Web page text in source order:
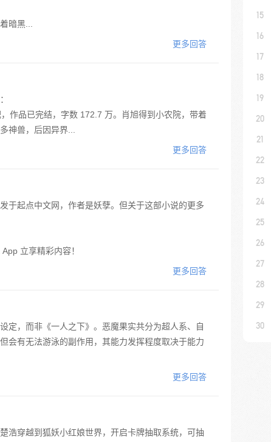
暗黑...
更多回答
作品已完结，字数 172.7 万。肖旭得到小农院，带着
神兽，后因异界...
更多回答
于起点中文网，作者是妖孽。但关于这部小说的更多
立享精彩内容！
更多回答
定，而非《一人之下》。恶魔果实共分为超人系、自
会有无法游泳的副作用，其能力发挥程度取决于能力
更多回答
浩穿越到狐妖小红娘世界，开启卡牌抽取系统，可抽
15
16
17
18
19
20
21
22
23
24
25
26
27
28
29
30